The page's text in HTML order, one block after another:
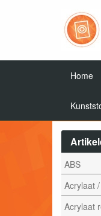
Home
ABS
Acrylaat
Acrylaat